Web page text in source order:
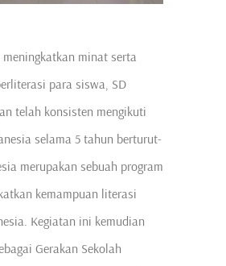
minat serta
para siswa, SD
telah konsisten mengikuti
selama 5 tahun berturut-
merupakan sebuah program
kemampuan literasi
Kegiatan ini kemudian
Gerakan Sekolah